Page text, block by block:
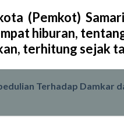
(Pemkot)
hiburan,
terhitung sejak
Terhadap Damkar